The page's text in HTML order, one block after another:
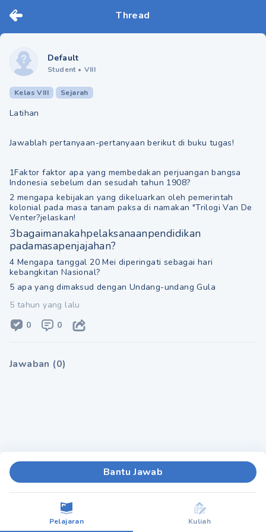
Thread
Default
Student • VIII
Kelas VIII Sejarah
Latihan
Jawablah pertanyaan-pertanyaan berikut di buku tugas!
1Faktor faktor apa yang membedakan perjuangan bangsa
Indonesia sebelum dan sesudah tahun 1908?
2 mengapa kebijakan yang dikeluarkan oleh pemerintah
kolonial pada masa tanam paksa di namakan "Trilogi Van De
Venter?jelaskan!
3bagaimanakahpelaksanaanpendidikan
padamasapenjajahan?
4 Mengapa tanggal 20 Mei diperingati sebagai hari
kebangkitan Nasional?
5 apa yang dimaksud dengan Undang-undang Gula
5 tahun yang lalu
0
0
Jawaban (0)
Bantu Jawab
Pelajaran Kuliah